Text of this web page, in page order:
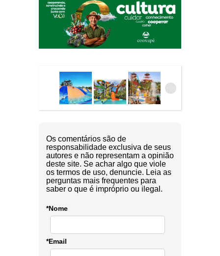
Os comentários são de
responsabilidade exclusiva de seus
autores e não representam a opinião
deste site. Se achar algo que viole
os termos de uso, denuncie. Leia as
perguntas mais frequentes para
saber o que é impróprio ou ilegal.
*Nome
*Email